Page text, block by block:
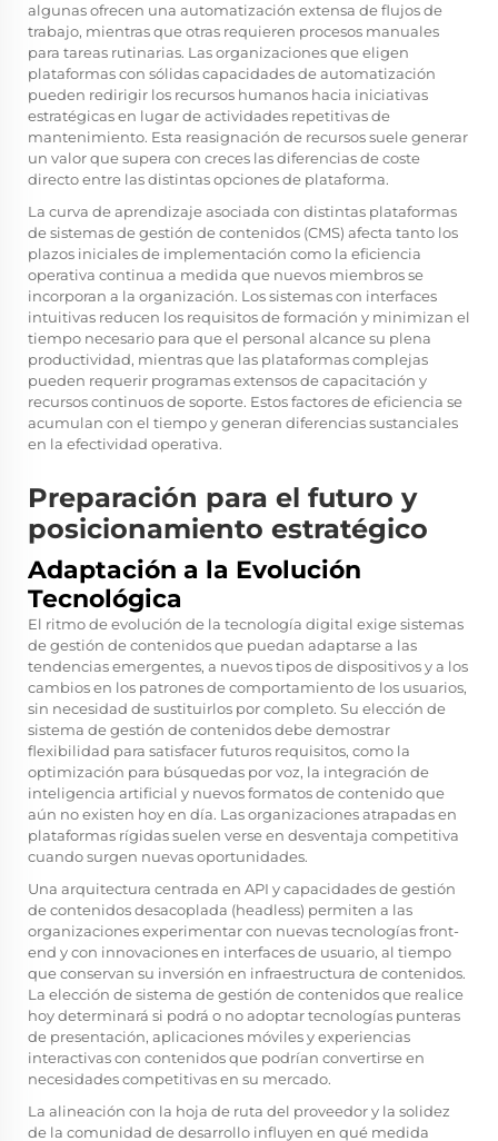
algunas ofrecen una automatización extensa de flujos de
trabajo, mientras que otras requieren procesos manuales
para tareas rutinarias. Las organizaciones que eligen
plataformas con sólidas capacidades de automatización
pueden redirigir los recursos humanos hacia iniciativas
estratégicas en lugar de actividades repetitivas de
mantenimiento. Esta reasignación de recursos suele generar
un valor que supera con creces las diferencias de coste
directo entre las distintas opciones de plataforma.
La curva de aprendizaje asociada con distintas plataformas
de sistemas de gestión de contenidos (CMS) afecta tanto los
plazos iniciales de implementación como la eficiencia
operativa continua a medida que nuevos miembros se
incorporan a la organización. Los sistemas con interfaces
intuitivas reducen los requisitos de formación y minimizan el
tiempo necesario para que el personal alcance su plena
productividad, mientras que las plataformas complejas
pueden requerir programas extensos de capacitación y
recursos continuos de soporte. Estos factores de eficiencia se
acumulan con el tiempo y generan diferencias sustanciales
en la efectividad operativa.
Preparación para el futuro y
posicionamiento estratégico
Adaptación a la Evolución
Tecnológica
El ritmo de evolución de la tecnología digital exige sistemas
de gestión de contenidos que puedan adaptarse a las
tendencias emergentes, a nuevos tipos de dispositivos y a los
cambios en los patrones de comportamiento de los usuarios,
sin necesidad de sustituirlos por completo. Su elección de
sistema de gestión de contenidos debe demostrar
flexibilidad para satisfacer futuros requisitos, como la
optimización para búsquedas por voz, la integración de
inteligencia artificial y nuevos formatos de contenido que
aún no existen hoy en día. Las organizaciones atrapadas en
plataformas rígidas suelen verse en desventaja competitiva
cuando surgen nuevas oportunidades.
Una arquitectura centrada en API y capacidades de gestión
de contenidos desacoplada (headless) permiten a las
organizaciones experimentar con nuevas tecnologías front-
end y con innovaciones en interfaces de usuario, al tiempo
que conservan su inversión en infraestructura de contenidos.
La elección de sistema de gestión de contenidos que realice
hoy determinará si podrá o no adoptar tecnologías punteras
de presentación, aplicaciones móviles y experiencias
interactivas con contenidos que podrían convertirse en
necesidades competitivas en su mercado.
La alineación con la hoja de ruta del proveedor y la solidez
de la comunidad de desarrollo influyen en qué medida